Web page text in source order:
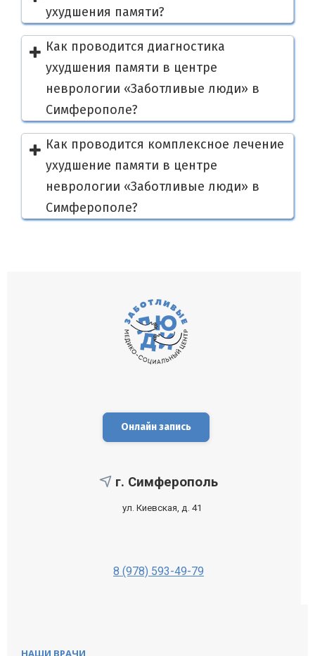
ухудшения памяти?
Как проводится диагностика
ухудшения памяти в центре
неврологии «Заботливые люди» в
Симферополе?
Как проводится комплексное лечение
ухудшение памяти в центре
неврологии «Заботливые люди» в
Симферополе?
Изменение образа жизни с режимом
Онлайн запись
г. Симферополь
ул. Киевская, д. 41
8 (978) 593-49-79